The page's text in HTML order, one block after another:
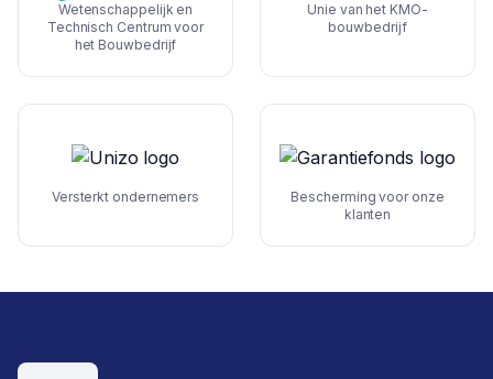
Wetenschappelijk en
Technisch Centrum voor
het Bouwbedrijf
Unie van het KMO-
bouwbedrijf
Versterkt ondernemers
Bescherming voor onze
klanten